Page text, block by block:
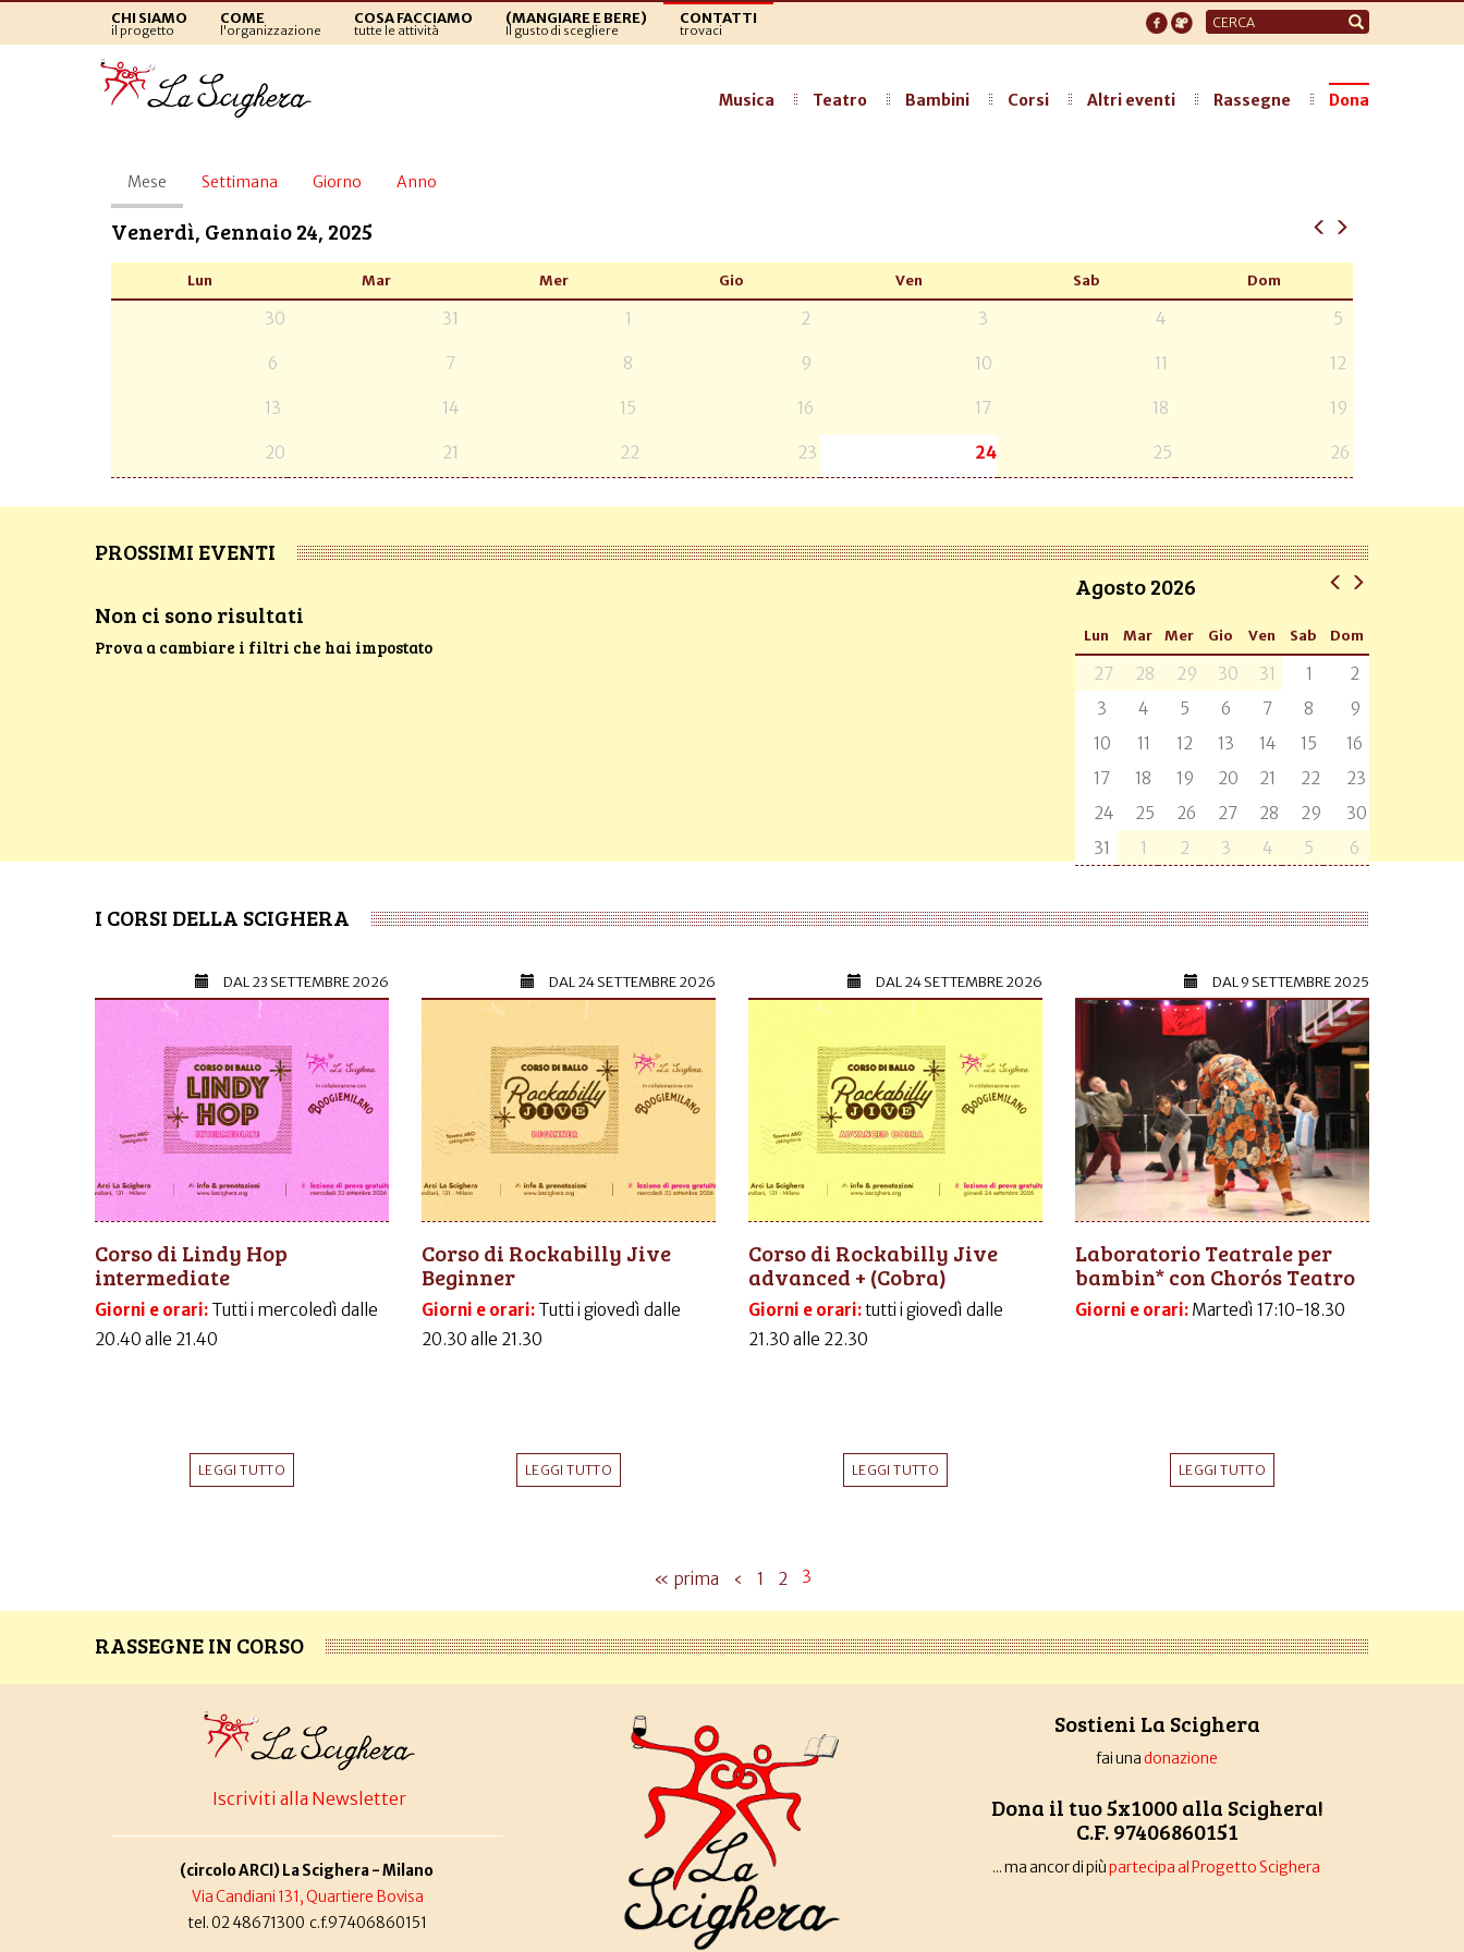
CHI SIAMO
il progetto
COME
l'organizzazione
COSA FACCIAMO
tutte le attività
(MANGIARE E BERE)
Il gusto di scegliere
CONTATTI
trovaci
Form
di
Musica Teatro Bambini Corsi Altri eventi Rassegne Dona
Schede
primarie
Mese (scheda
attiva)
Settimana Giorno Anno
Venerdì, Gennaio 24, 2025
Lun Mar Mer Gio Ven Sab Dom
30 31 1 2 3 4 5
6 7 8 9 10 11 12
13 14 15 16 17 18 19
20 21 22 23 24 25 26
PROSSIMI EVENTI
Non ci sono risultati
Prova a cambiare i filtri che hai impostato
Agosto 2026
Lun Mar Mer Gio Ven Sab Dom
27 28 29 30 31 1
2
3
4 5 6 7 8
9
10
11 12 13 14 15
16
17
18 19 20 21 22
23
24
25 26 27 28 29
30
31
1 2 3 4 5 6
I CORSI DELLA SCIGHERA
DAL23 SETTEMBRE 2026
Corso di Lindy Hop
intermediate
Giorni e orari: Tutti i mercoledì dalle
20.40 alle 21.40
LEGGI TUTTO
DAL24 SETTEMBRE 2026
Corso di Rockabilly Jive
Beginner
Giorni e orari: Tutti i giovedì dalle
20.30 alle 21.30
LEGGI TUTTO
DAL24 SETTEMBRE 2026
Corso di Rockabilly Jive
advanced + (Cobra)
Giorni e orari:tutti i giovedì dalle
21.30 alle 22.30
LEGGI TUTTO
DAL9 SETTEMBRE 2025
Laboratorio Teatrale per
bambin* con Chorós Teatro
Giorni e orari: Martedì 17:10-18.30
LEGGI TUTTO
« prima ‹ 1 2 3
RASSEGNE IN CORSO
Iscriviti alla Newsletter
(circolo ARCI) La Scighera - Milano
Via Candiani 131, Quartiere Bovisa
tel. 02 48671300 c.f.97406860151
Sostieni La Scighera
fai unadonazione
Dona il tuo 5x1000 alla Scighera!
C.F. 97406860151
... ma ancor di piùpartecipa al Progetto Scighera